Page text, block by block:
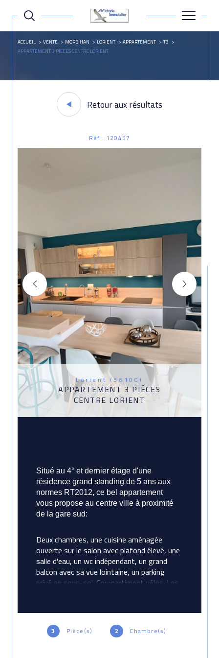
ACCUEIL VENTE MORBIHAN LORIENT APPARTEMENT
T3
APPARTEMENT 3 PIECES CENTRE LORIENT
Retour aux résultats
Réf : 120457
Lorient (56100)
APPARTEMENT 3 PIÈCES
CENTRE LORIENT
3 Pièce(s) 2 Chambre(s)
Situé au 4° et dernier étage d'une
résidence grand standing de 5 ans aux
normes RT2012, ce bel appartement
vous propose au centre ville à proximité
de la gare sud:
Deux chambres, une cuisine aménagée
ouverte sur le salon avec plafond élevé, une
salle d'eau, un wc indépendant, un grand
balcon avec sa vue lointaine, un parking
privé en sous-sol. Compartiment vélos. Les
parkings en sous-sol) bénificient de
verrouillages sécurisés. Très lumineux, il
profite au maximum des journées